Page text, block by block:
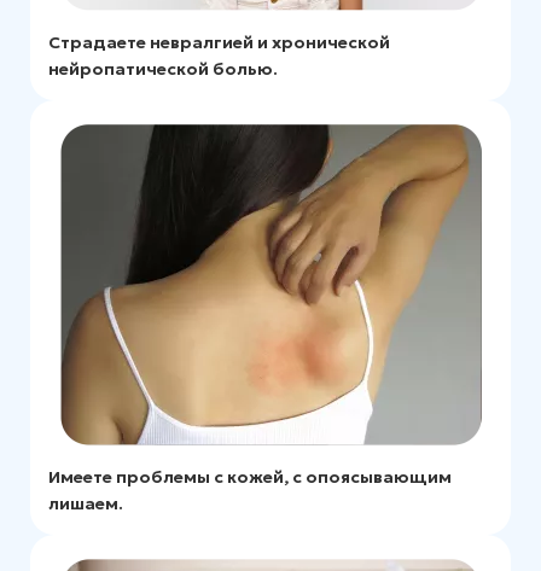
Страдаете невралгией и хронической
нейропатической болью.
Имеете проблемы с кожей, с опоясывающим
лишаем.